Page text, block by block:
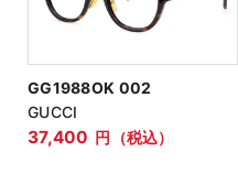
GG1988OK 002
GUCCI
37,400 円（税込）